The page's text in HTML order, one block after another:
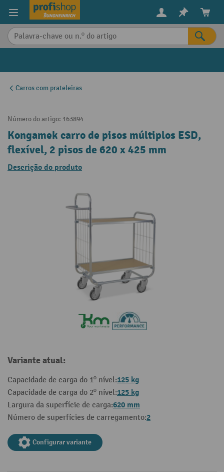
principal
Carros com prateleiras
Número do artigo: 163894
Kongamek carro de pisos múltiplos ESD,
flexível, 2 pisos de 620 x 425 mm
Descrição do produto
Variante atual:
Capacidade de carga do 1º nível:125 kg
Capacidade de carga do 2º nível:125 kg
Largura da superfície de carga:620 mm
Número de superfícies de carregamento:2
Configurar variante